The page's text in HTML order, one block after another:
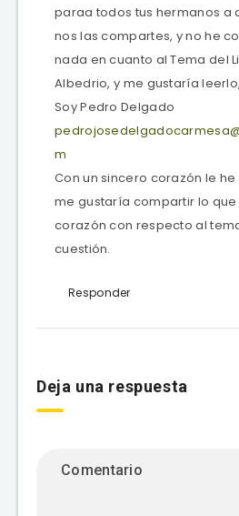
paraa todos tus hermanos a
nos las compartes, y no he
nada en cuanto al Tema del
Albedrio, y me gustaría leerlo,
Soy Pedro Delgado
m
Con un sincero corazón le
me gustaría compartir lo que
corazón con respecto al
cuestión.
Responder
Deja una respuesta